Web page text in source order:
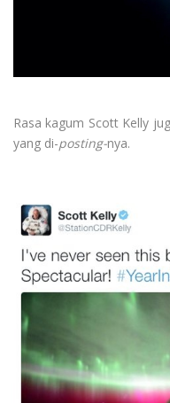
Rasa kagum Scott Kelly
yang di-posting-nya.